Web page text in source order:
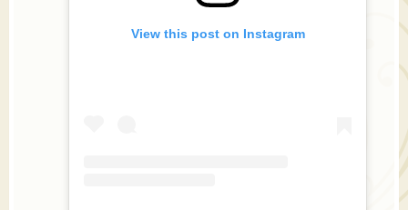
View this post on Instagram